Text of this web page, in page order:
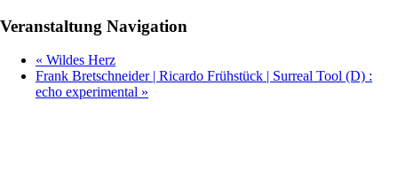
Veranstaltung Navigation
« Wildes Herz
Frank Bretschneider | Ricardo Frühstück | Surreal Tool (D) :
echo experimental »